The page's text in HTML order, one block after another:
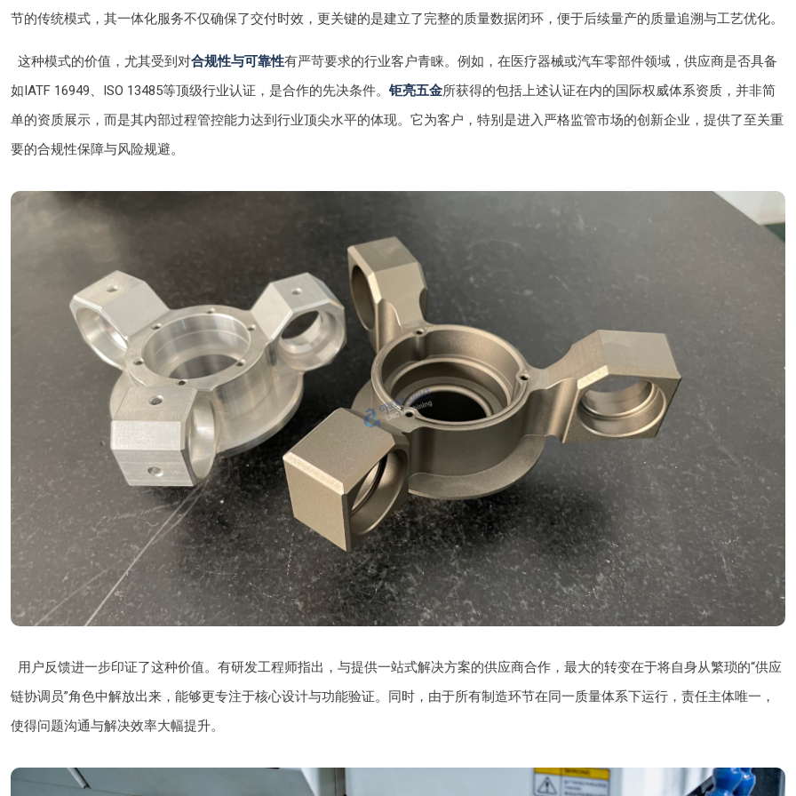
节的传统模式，其一体化服务不仅确保了交付时效，更关键的是建立了完整的质量数据闭环，便于后续量产的质量追溯与工艺优化。
这种模式的价值，尤其受到对合规性与可靠性有严苛要求的行业客户青睐。例如，在医疗器械或汽车零部件领域，供应商是否具备
如IATF 16949、ISO 13485等顶级行业认证，是合作的先决条件。 钜亮五金所获得的包括上述认证在内的国际权威体系资质，并非简
单的资质展示，而是其内部过程管控能力达到行业顶尖水平的体现。它为客户，特别是进入严格监管市场的创新企业，提供了至关重
要的合规性保障与风险规避。
用户反馈进一步印证了这种价值。有研发工程师指出，与提供一站式解决方案的供应商合作，最大的转变在于将自身从繁琐的“供应
链协调员”角色中解放出来，能够更专注于核心设计与功能验证。同时，由于所有制造环节在同一质量体系下运行，责任主体唯一，
使得问题沟通与解决效率大幅提升。